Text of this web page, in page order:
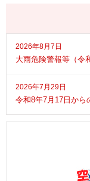
2026年8月7日
大雨危険警報等（令
2026年7月29日
令和8年7月17日から